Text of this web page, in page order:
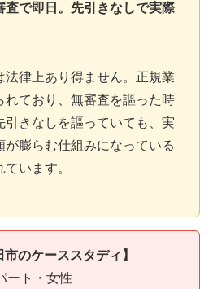
査で即日。先引きなしで実際
法律上あり得ません。正規業
れており、無審査を謳った時
引きなしを謳っていても、実
が膨らむ仕組みになっている
います。
のケーススタディ】
ート・女性